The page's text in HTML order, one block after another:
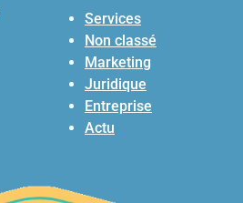
Services
Non classé
Marketing
Juridique
Entreprise
Actu